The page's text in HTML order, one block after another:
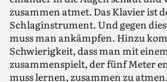
zusammen atmet. Das Klavier ist
Schlaginstrument. Und gegen
muss man ankämpfen. Hinzu
Schwierigkeit, dass man mit
zusammenspielt, der fünf Meter
muss lernen, zusammen zu